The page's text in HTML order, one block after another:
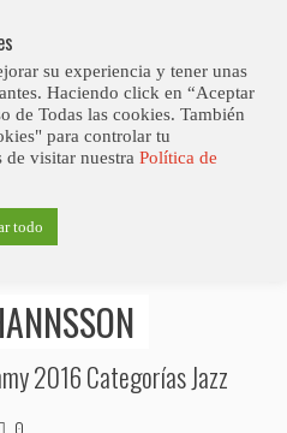
Jóhannsson"
2016 Categorías Jazz
su experiencia y tener unas
Haciendo click en “Aceptar
de Todas las cookies. También
para controlar tu
visitar nuestra Política de
todo